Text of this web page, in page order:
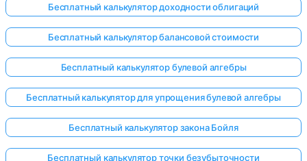
Бесплатный калькулятор доходности облигаций
Бесплатный калькулятор балансовой стоимости
Бесплатный калькулятор булевой алгебры
Бесплатный калькулятор для упрощения булевой алгебры
Бесплатный калькулятор закона Бойля
Бесплатный калькулятор точки безубыточности